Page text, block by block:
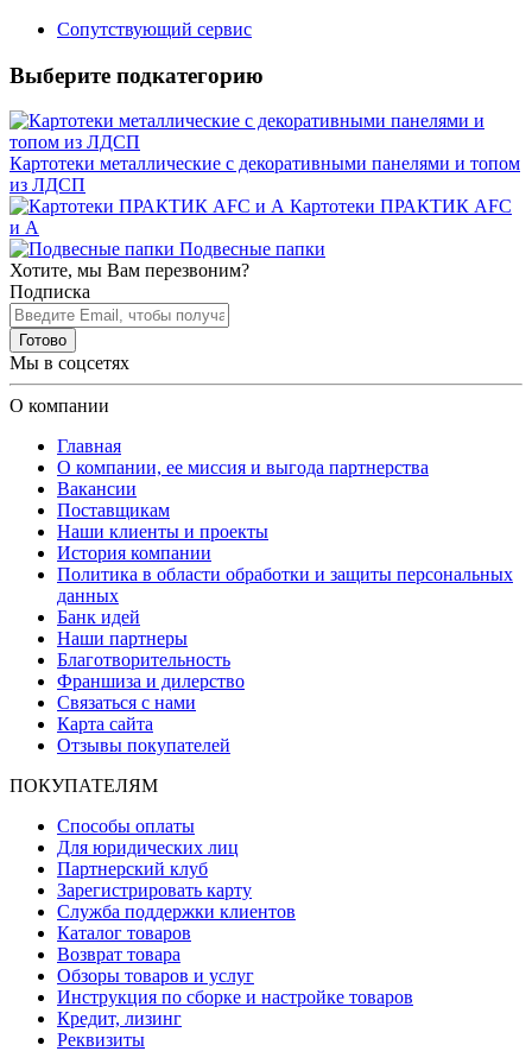
Сопутствующий сервис
Выберите подкатегорию
Картотеки металлические с декоративными панелями и топом
из ЛДСП
Картотеки ПРАКТИК AFC
и A
Подвесные папки
Хотите, мы Вам перезвоним?
Подписка
Готово
Мы в соцсетях
О компании
Главная
О компании, ее миссия и выгода партнерства
Вакансии
Поставщикам
Наши клиенты и проекты
История компании
Политика в области обработки и защиты персональных
данных
Банк идей
Наши партнеры
Благотворительность
Франшиза и дилерство
Связаться с нами
Карта сайта
Отзывы покупателей
ПОКУПАТЕЛЯМ
Способы оплаты
Для юридических лиц
Партнерский клуб
Зарегистрировать карту
Служба поддержки клиентов
Каталог товаров
Возврат товара
Обзоры товаров и услуг
Инструкция по сборке и настройке товаров
Кредит, лизинг
Реквизиты